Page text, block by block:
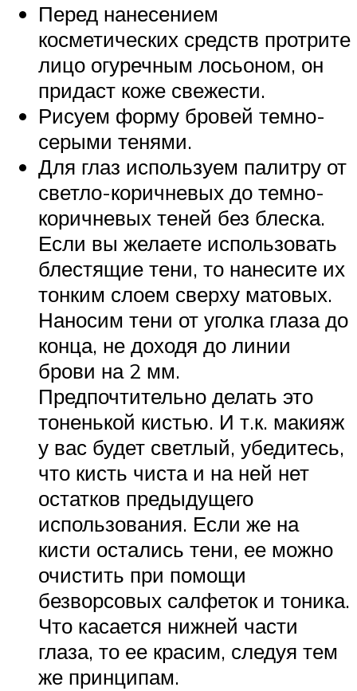
Перед нанесением
косметических средств протрите
лицо огуречным лосьоном, он
придаст коже свежести.
Рисуем форму бровей темно-
серыми тенями.
Для глаз используем палитру от
светло-коричневых до темно-
коричневых теней без блеска.
Если вы желаете использовать
блестящие тени, то нанесите их
тонким слоем сверху матовых.
Наносим тени от уголка глаза до
конца, не доходя до линии
брови на 2 мм.
Предпочтительно делать это
тоненькой кистью. И т.к. макияж
у вас будет светлый, убедитесь,
что кисть чиста и на ней нет
остатков предыдущего
использования. Если же на
кисти остались тени, ее можно
очистить при помощи
безворсовых салфеток и тоника.
Что касается нижней части
глаза, то ее красим, следуя тем
же принципам.